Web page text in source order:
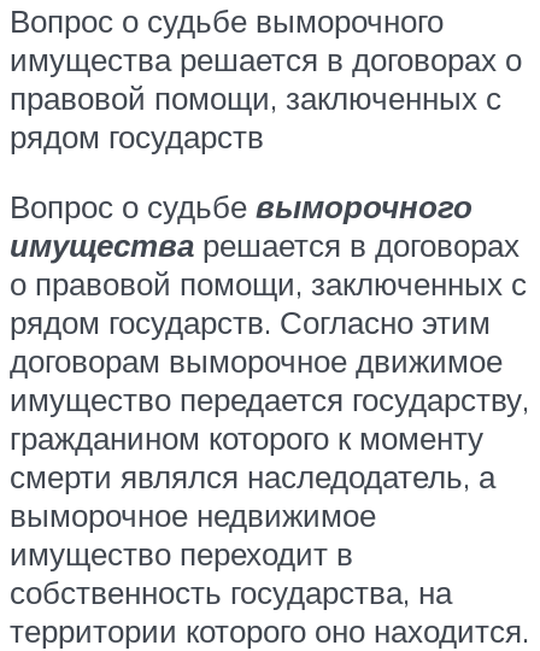
Вопрос о судьбе выморочного
имущества решается в договорах о
правовой помощи, заключенных с
рядом государств
Вопрос о судьбе выморочного
имущества решается в договорах
о правовой помощи, заключенных с
рядом государств. Согласно этим
договорам выморочное движимое
имущество передается государству,
гражданином которого к моменту
смерти являлся наследодатель, а
выморочное недвижимое
имущество переходит в
собственность государства, на
территории которого оно находится.